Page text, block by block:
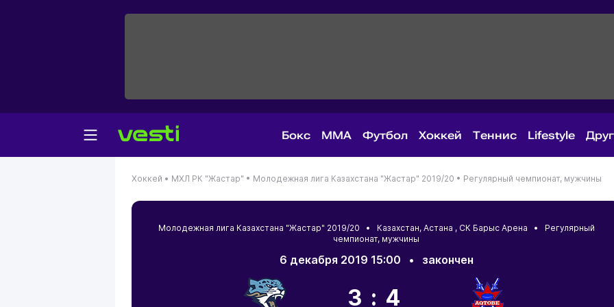
Бокс MMA Футбол Хоккей Теннис Lifestyle
Хоккей • МХЛ РК "Жастар" • Молодежная лига Казахстана "Жастар" 2019/20 • Регулярный чемпионат, мужчины
Молодежная лига Казахстана "Жастар" 2019/20 • Казахстан, Астана , СК Барыс Арена • Регулярный
чемпионат, мужчины
6 декабря 2019 15:00 • закончен
3:4